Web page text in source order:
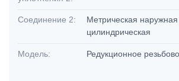
Соединение 2:
Метрическая наружная
цилиндрическая
Модель: Редукционное